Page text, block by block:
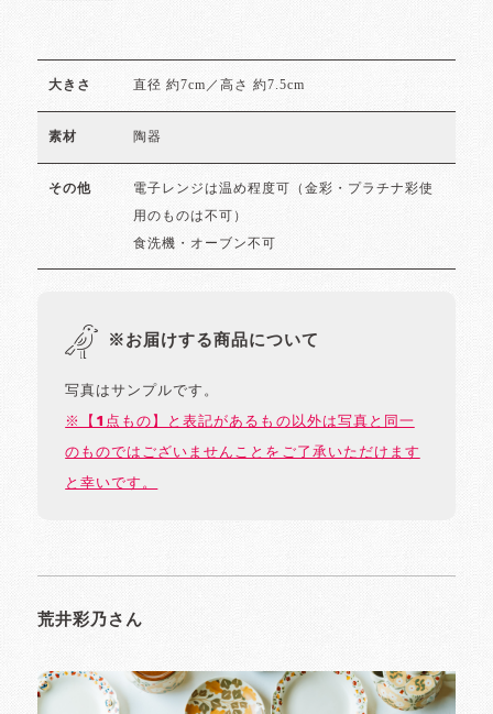
大きさ 直径 約7cm／高さ 約7.5cm
素材 陶器
その他 電子レンジは温め程度可（金彩・プラチナ彩使
用のものは不可）
食洗機・オーブン不可
※お届けする商品について
写真はサンプルです。
※【1点もの】と表記があるもの以外は写真と同一
のものではございませんことをご了承いただけます
と幸いです。
荒井彩乃さん